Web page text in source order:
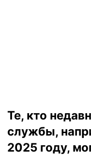
Те, кто
службы,
2025 году,